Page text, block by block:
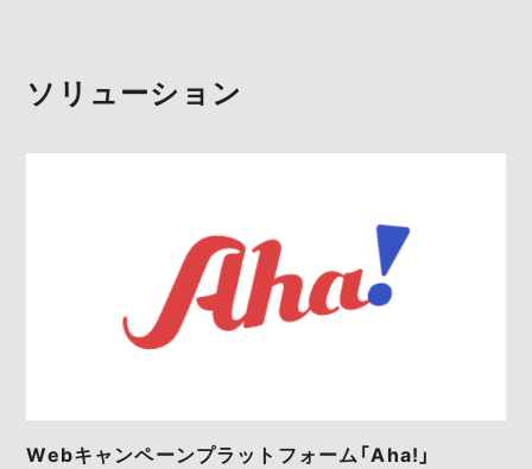
ソリューション
Webキャンペーンプラットフォーム「Aha!」